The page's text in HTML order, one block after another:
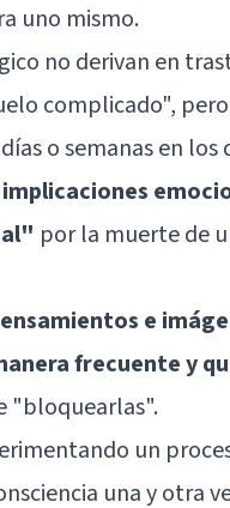
uno mismo.
no derivan en
complicado",
o semanas en los
por la muerte de
e
frecuente y
"bloquearlas".
un
una y otra